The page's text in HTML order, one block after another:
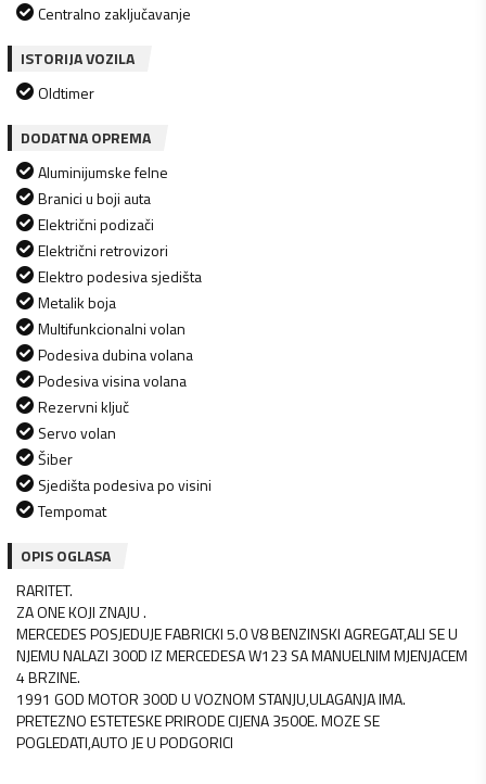
Centralno zaključavanje
ISTORIJA VOZILA
Oldtimer
DODATNA OPREMA
Aluminijumske felne
Branici u boji auta
Električni podizači
Električni retrovizori
Elektro podesiva sjedišta
Metalik boja
Multifunkcionalni volan
Podesiva dubina volana
Podesiva visina volana
Rezervni ključ
Servo volan
Šiber
Sjedišta podesiva po visini
Tempomat
OPIS OGLASA
RARITET.
ZA ONE KOJI ZNAJU .
MERCEDES POSJEDUJE FABRICKI 5.0 V8 BENZINSKI AGREGAT,ALI SE U
NJEMU NALAZI 300D IZ MERCEDESA W123 SA MANUELNIM MJENJACEM
4 BRZINE.
1991 GOD MOTOR 300D U VOZNOM STANJU,ULAGANJA IMA.
PRETEZNO ESTETESKE PRIRODE CIJENA 3500E. MOZE SE